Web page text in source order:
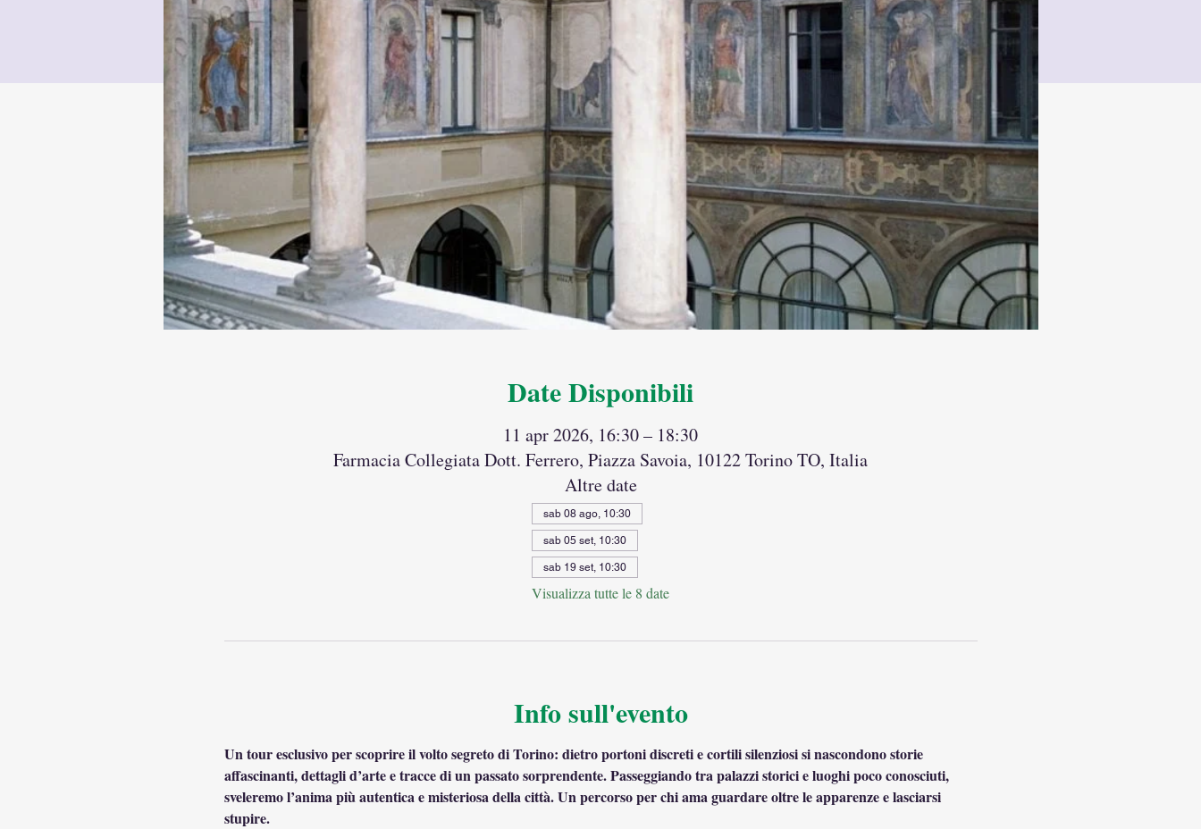
Date Disponibili
11 apr 2026, 16:30 – 18:30
Farmacia Collegiata Dott. Ferrero, Piazza Savoia, 10122 Torino TO, Italia
Altre date
sab 08 ago, 10:30
sab 05 set, 10:30
sab 19 set, 10:30
Visualizza tutte le 8 date
Info sull'evento
Un tour esclusivo per scoprire il volto segreto di Torino: dietro portoni discreti e cortili silenziosi si nascondono storie
affascinanti, dettagli d’arte e tracce di un passato sorprendente. Passeggiando tra palazzi storici e luoghi poco conosciuti,
sveleremo l’anima più autentica e misteriosa della città. Un percorso per chi ama guardare oltre le apparenze e lasciarsi
stupire.